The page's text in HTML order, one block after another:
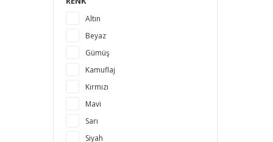
Altın
Beyaz
Gümüş
Kamuflaj
Kırmızı
Mavi
Sarı
Siyah